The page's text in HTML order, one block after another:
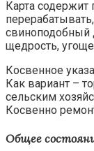
Карта содержит
свиноподобный
щедрость,
Косвенное
Как вариант –
сельским
Косвенно
Общее